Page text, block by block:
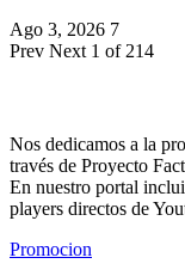
Ago 3, 2026 7
Prev Next 1 of 214
Nos dedicamos a la
través de Proyecto
En nuestro portal
players directos de
Promocion